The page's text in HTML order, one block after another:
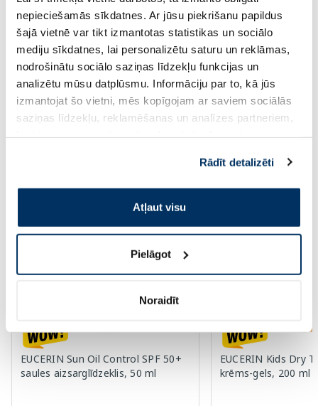
nepieciešamās sīkdatnes. Ar jūsu piekrišanu papildus
šajā vietnē var tikt izmantotas statistikas un sociālo
mediju sīkdatnes, lai personalizētu saturu un reklāmas,
nodrošinātu sociālo saziņas līdzekļu funkcijas un
analizētu mūsu datplūsmu. Informāciju par to, kā jūs
izmantojat šo vietni, mēs kopīgojam ar saviem sociālās
saziņas līdzekļu, reklamēšanas un analīzes partneriem,
pakalpojumus. Ja piekrītat šo papildu sīkdatņu
izmantošanai, lūdzu, atzīmējiet savu izvēli:
Rādīt detalizēti
Atļaut visu
Pielāgot
Noraidīt
Cena
1.99 €
Pirkt
11.17 €
Page 1 of 10
Saules aizsardzībai vasarā ☀️
-60%
EUCERIN Sun Oil Control SPF 50+
saules aizsarglīdzeklis, 50 ml
-60%
EUCERIN Kids Dry
krēms-gels, 200 ml